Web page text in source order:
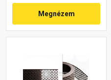
Megnézem